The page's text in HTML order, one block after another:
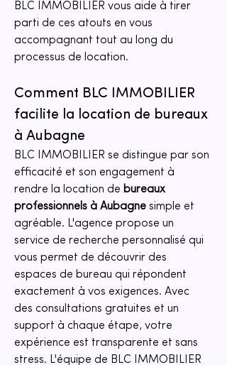
BLC IMMOBILIER vous aide à tirer
parti de ces atouts en vous
accompagnant tout au long du
processus de location.
Comment BLC IMMOBILIER
facilite la location de bureaux
à Aubagne
BLC IMMOBILIER se distingue par son
efficacité et son engagement à
rendre la location de bureaux
professionnels à Aubagne simple et
agréable. L'agence propose un
service de recherche personnalisé qui
vous permet de découvrir des
espaces de bureau qui répondent
exactement à vos exigences. Avec
des consultations gratuites et un
support à chaque étape, votre
expérience est transparente et sans
stress. L'équipe de BLC IMMOBILIER